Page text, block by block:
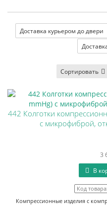
Доставка курьером до двери
Сортировать
442 Колготки
с микрофиброй,
3
В
Код товара:
Компрессионные изделия с